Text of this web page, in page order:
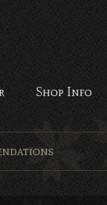
Bar 石の華 -BAR
Shop Info